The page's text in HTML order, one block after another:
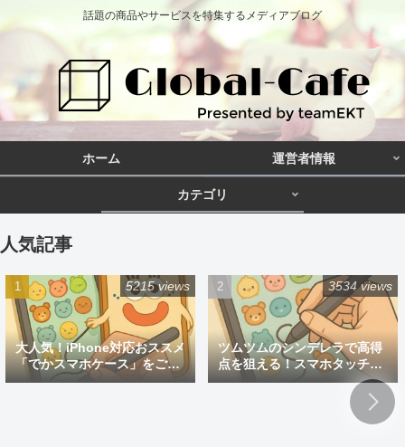
話題の商品やサービスを特集するメディアブログ
ホーム 運営者情報
カテゴリ
人気記事
大人気！iPhone対応おススメ
「でかスマホケース」をご紹
介
5215 views
ツムツムのシンデレラで高得
点を狙える！スマホタッチペ
ン
3534 views